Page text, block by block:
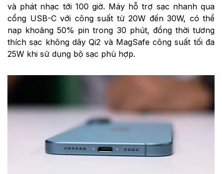
và phát nhạc tới 100 giờ. Máy hỗ trợ sạc nhanh qua
cổng USB-C với công suất từ 20W đến 30W, có thể
nạp khoảng 50% pin trong 30 phút, đồng thời tương
thích sạc không dây Qi2 và MagSafe công suất tối đa
25W khi sử dụng bộ sạc phù hợp.